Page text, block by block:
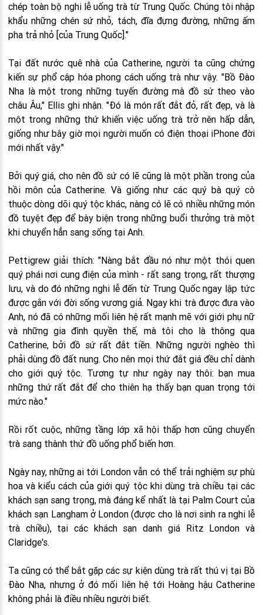
chép toàn bộ nghi lễ uống trà từ Trung Quốc. Chúng tôi nhập
khẩu những chén sứ nhỏ, tách, đĩa đựng đường, những ấm
pha trả nhỏ [của Trung Quốc]."
Tại đất nước quê nhà của Catherine, người ta cũng chứng
kiến sự phổ cập hóa phong cách uống trà như vậy. "Bồ Đào
Nha là một trong những tuyến đường mà đồ sứ theo vào
châu Âu," Ellis ghi nhận. "Đó là món rất đắt đỏ, rất đẹp, và là
một trong những thứ khiến việc uống trà trở nên hấp dẫn,
giống như bây giờ mọi người muốn có điện thoại iPhone đời
mới nhất vậy."
Bởi quý giá, cho nên đồ sứ có lẽ cũng là một phần trong của
hồi môn của Catherine. Và giống như các quý bà quý cô
thuộc dòng dõi quý tộc khác, nàng có lẽ có nhiều những món
đồ tuyệt đẹp để bày biện trong những buổi thưởng trà một
khi chuyển hẳn sang sống tại Anh.
Pettigrew giải thích: "Nàng bắt đầu nó như một thói quen
quý phái nơi cung điện của mình - rất sang trọng, rất thượng
lưu, và do đó những nghi lễ đến từ Trung Quốc ngay lập tức
được gắn với đời sống vương giả. Ngay khi trà được đưa vào
Anh, nó đã có những mối liên hệ rất mạnh mẽ với giới phụ nữ
và những gia đình quyền thế, mà tôi cho là thông qua
Catherine, bởi đồ sứ rất đắt tiền. Những người nghèo thì
phải dùng đồ đất nung. Cho nên mọi thứ đắt giá đều chỉ dành
cho giới quý tộc. Tương tự như ngày nay thôi: bạn mua
những thứ rất đắt để cho thiên hạ thấy bạn quan trọng tới
mức nào."
Rồi rốt cuộc, những tầng lớp xã hội thấp hơn cũng chuyển
trà sang thành thứ đồ uống phổ biến hơn.
Ngày nay, những ai tới London vẫn có thể trải nghiệm sự phù
hoa và kiểu cách của giới quý tộc khi dùng trà chiều tại các
khách sạn sang trọng, mà đáng kể nhất là tại Palm Court của
khách sạn Langham ở London (được cho là nơi sinh ra nghi lễ
trà chiều), tại các khách sạn danh giá Ritz London và
Claridge's.
Ta cũng có thể bắt gặp các sự kiện dùng trà rất thú vị tại Bồ
Đào Nha, nhưng ở đó mối liên hệ tới Hoàng hậu Catherine
không phải là điều nhiều người biết.